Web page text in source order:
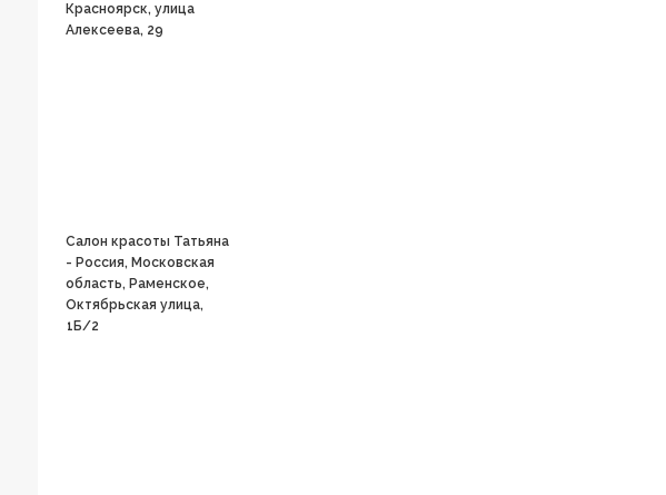
Красноярск, улица
Алексеева, 29
Салон красоты Татьяна
- Россия, Московская
область, Раменское,
Октябрьская улица,
1Б/2